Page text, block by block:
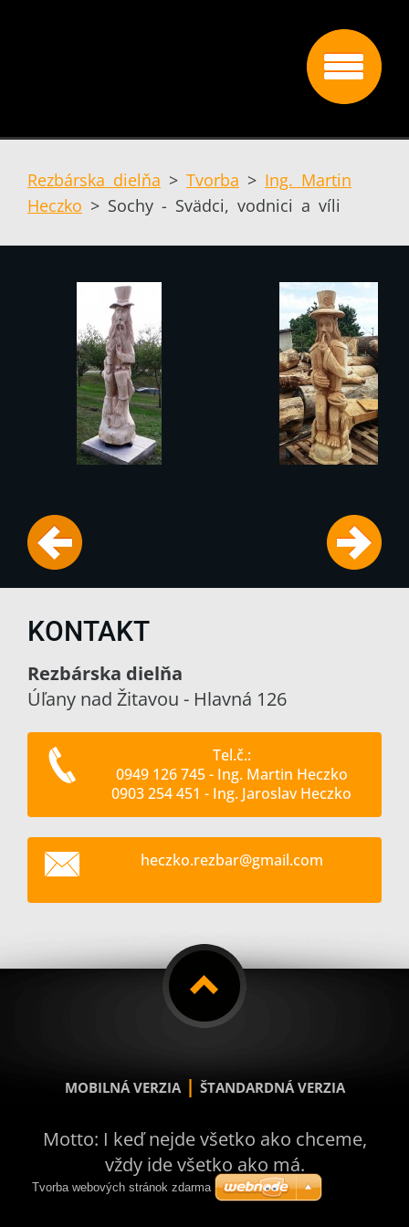
Rezbárska dielňa > Tvorba > Ing. Martin
Heczko > Sochy - Svädci, vodnici a víli
KONTAKT
Rezbárska dielňa
Úľany nad Žitavou - Hlavná 126
Tel.č.:
0949 126 745 - Ing. Martin Heczko
0903 254 451 - Ing. Jaroslav Heczko
heczko.rezbar@gmail.com
MOBILNÁ VERZIA | ŠTANDARDNÁ VERZIA
Motto: I keď nejde všetko ako chceme,
vždy ide všetko ako má.
Tvorba webových stránok zdarma